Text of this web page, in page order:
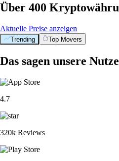
Über 400
Aktuelle Preise anzeigen
Trending Top Movers
Das sagen unsere
4.7
320k Reviews